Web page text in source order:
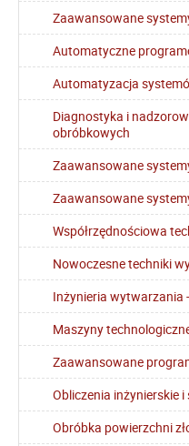
Zaawansowane
Automatyczne
Automatyzacja
Diagnostyka i
obróbkowych
Zaawansowane
Zaawansowane
Współrzędnościowa
Nowoczesne techniki
Inżynieria wytwarzania
Maszyny
Zaawansowane
Obliczenia inżynierskie
Obróbka powierzchni